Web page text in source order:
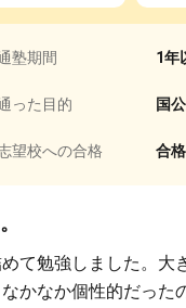
塾期間 1年
った目的 国
望校への合格 合
て勉強しました。
かなか個性的だっ